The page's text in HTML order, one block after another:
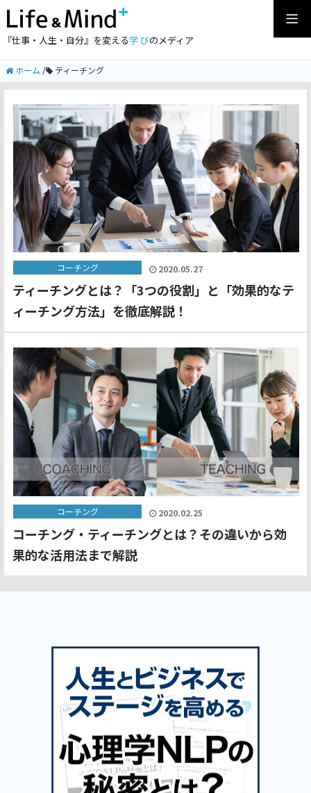
『仕事・人生・自分』を変える学びのメディア
ホーム / ティーチング
コーチング 2020.05.27
ティーチングとは？「3つの役割」と「効果的なテ
ィーチング方法」を徹底解説！
コーチング 2020.02.25
コーチング・ティーチングとは？その違いから効
果的な活用法まで解説